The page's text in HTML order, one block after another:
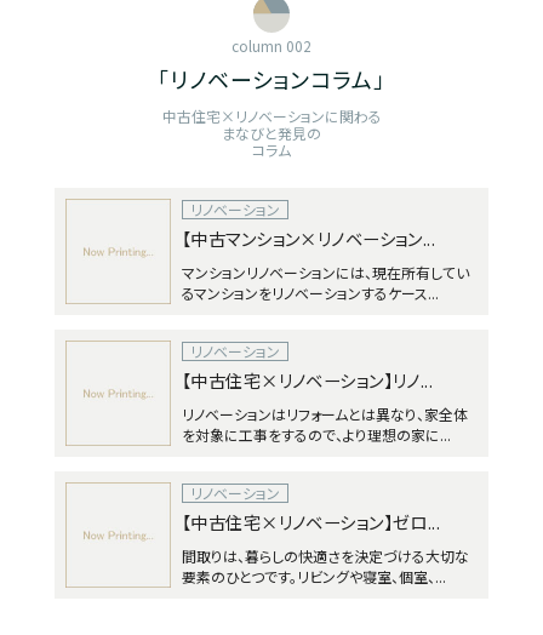
column 002
「リノベーションコラム」
中古住宅×リノベーションに関わる
まなびと発見の
コラム
リノベーション
【中古マンション×リノベーション...
マンションリノベーションには、現在所有してい
るマンションをリノベーションするケース...
リノベーション
【中古住宅×リノベーション】リノ...
リノベーションはリフォームとは異なり、家全体
を対象に工事をするので、より理想の家に...
リノベーション
【中古住宅×リノベーション】ゼロ...
間取りは、暮らしの快適さを決定づける大切な
要素のひとつです。リビングや寝室、個室、...